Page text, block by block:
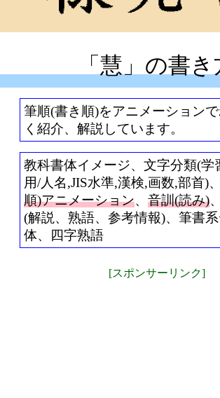
「慧」の書き
筆順(書き順)をアニメーション
く紹介、解説しています。
教科書体イメージ、文字分類(学
用/人名,JIS水準,漢検,画数,部首)、
順)アニメーション、 音訓(読み)
(解説、熟語、参考情報)、筆書
体、四字熟語
[スポンサーリンク]